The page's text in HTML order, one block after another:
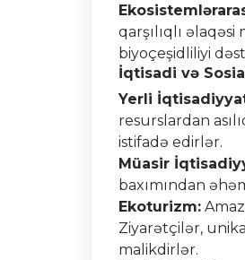
qarşılıqlı
biyoçeşidliliyi
İqtisadi və
Yerli
resurslardan
istifadə edirlər.
Müasir
baxımından
Ekoturizm:
Ziyarətçilər,
malikdirlər.